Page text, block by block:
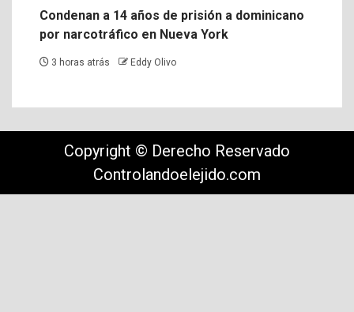
Condenan a 14 años de prisión a dominicano
por narcotráfico en Nueva York
3 horas atrás Eddy Olivo
Copyright © Derecho Reservado
Controlandoelejido.com